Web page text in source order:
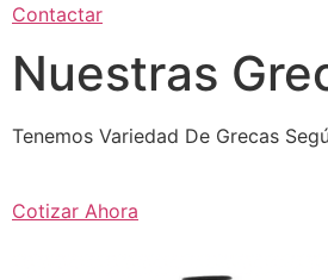
Contactar
Nuestras
Tenemos Variedad De Grecas
Cotizar Ahora